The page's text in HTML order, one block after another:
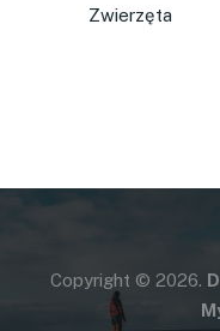
Zwierzęta
Copyright © 2026.